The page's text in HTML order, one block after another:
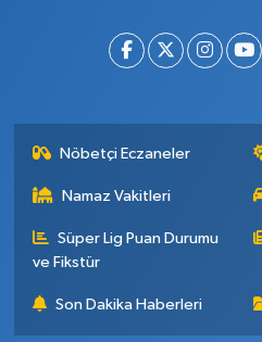
Nöbetçi Eczaneler
Namaz Vakitleri
Süper Lig Puan Durumu
ve Fikstür
Son Dakika Haberleri